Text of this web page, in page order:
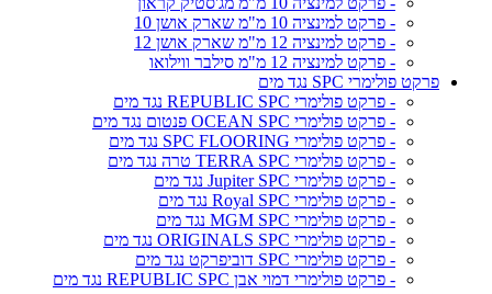
- פרקט למינציה 10 מ"מ שארק אושן 10
- פרקט למינציה 12 מ"מ שארק אושן 12
- פרקט למינציה 12 מ"מ סילבר ווילואו
פרקט פולימרי SPC נגד מים
- פרקט פולימרי REPUBLIC SPC נגד מים
- פרקט פולימרי OCEAN SPC פנטום נגד מים
- פרקט פולימרי SPC FLOORING נגד מים
- פרקט פולימרי TERRA SPC טרה נגד מים
- פרקט פולימרי Jupiter SPC נגד מים
- פרקט פולימרי Royal SPC נגד מים
- פרקט פולימרי MGM SPC נגד מים
- פרקט פולימרי ORIGINALS SPC נגד מים
- פרקט פולימרי SPC דוביפרקט נגד מים
- פרקט פולימרי דמוי אבן REPUBLIC SPC נגד מים